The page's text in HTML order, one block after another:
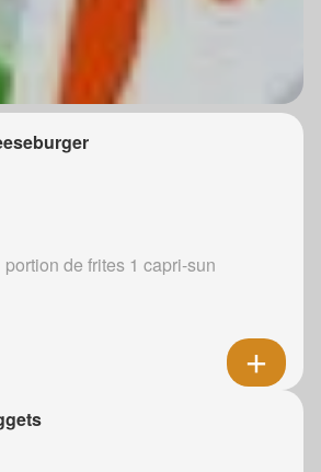
de frites 1 capri-sun